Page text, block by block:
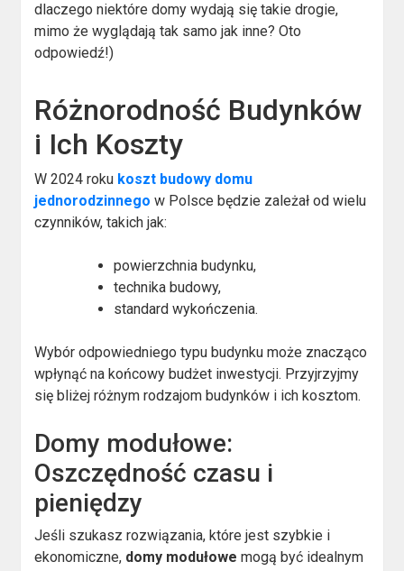
dlaczego niektóre domy wydają się takie drogie,
mimo że wyglądają tak samo jak inne? Oto
odpowiedź!)
Różnorodność Budynków
i Ich Koszty
W 2024 roku koszt budowy domu
jednorodzinnego w Polsce będzie zależał od wielu
czynników, takich jak:
powierzchnia budynku,
technika budowy,
standard wykończenia.
Wybór odpowiedniego typu budynku może znacząco
wpłynąć na końcowy budżet inwestycji. Przyjrzyjmy
się bliżej różnym rodzajom budynków i ich kosztom.
Domy modułowe:
Oszczędność czasu i
pieniędzy
Jeśli szukasz rozwiązania, które jest szybkie i
ekonomiczne, domy modułowe mogą być idealnym